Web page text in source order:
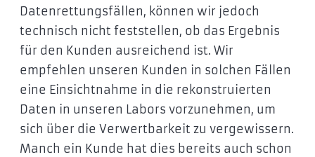
Datenrettungsfällen, können wir jedoch
technisch nicht feststellen, ob das Ergebnis
für den Kunden ausreichend ist. Wir
empfehlen unseren Kunden in solchen Fällen
eine Einsichtnahme in die rekonstruierten
Daten in unseren Labors vorzunehmen, um
sich über die Verwertbarkeit zu vergewissern.
Manch ein Kunde hat dies bereits auch schon